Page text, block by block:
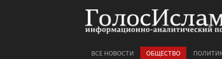
ВСЕ НОВОСТИ ОБЩЕСТВО